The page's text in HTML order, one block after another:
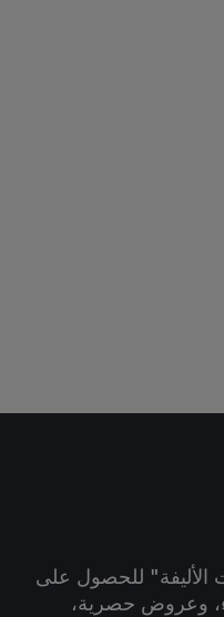
الأليفة" للحصول على
وعروض حصرية،